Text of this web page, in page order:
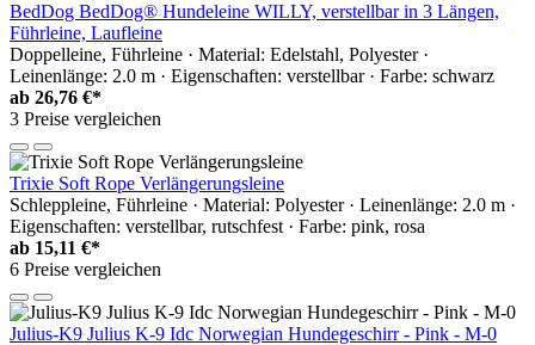
BedDog BedDog® Hundeleine WILLY, verstellbar in 3 Längen,
Führleine, Laufleine
Doppelleine, Führleine · Material: Edelstahl, Polyester ·
Leinenlänge: 2.0 m · Eigenschaften: verstellbar · Farbe: schwarz
ab 26,76 €*
3 Preise vergleichen
Trixie Soft Rope Verlängerungsleine
Schleppleine, Führleine · Material: Polyester · Leinenlänge: 2.0 m ·
Eigenschaften: verstellbar, rutschfest · Farbe: pink, rosa
ab 15,11 €*
6 Preise vergleichen
Julius-K9 Julius K-9 Idc Norwegian Hundegeschirr - Pink - M-0